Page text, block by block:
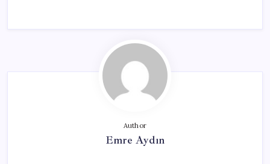
Author
Emre Aydın